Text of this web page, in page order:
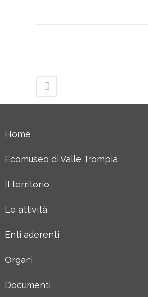
Home
Ecomuseo di Valle Trompia
Il territorio
Le attività
Enti aderenti
Organi
Documenti